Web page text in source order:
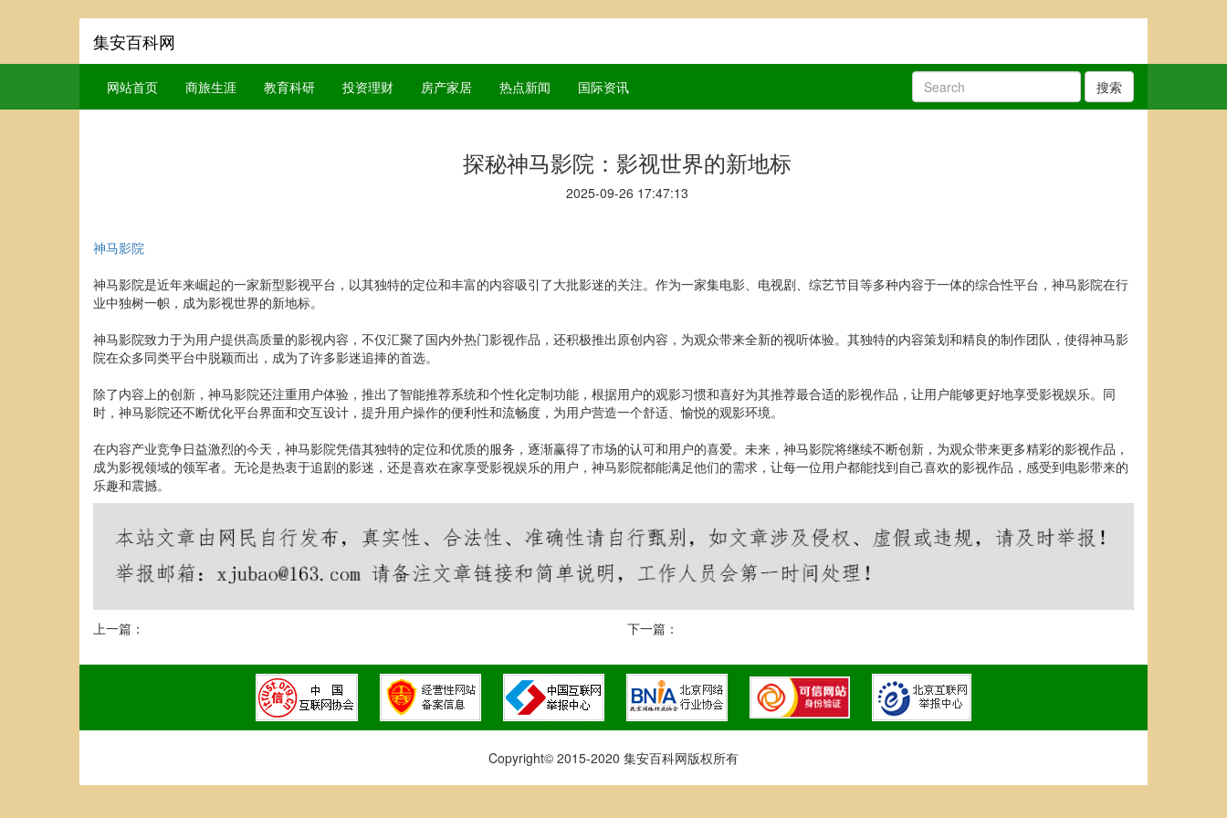
集安百科网
网站首页 商旅生涯 教育科研 投资理财 房产家居 热点新闻 国际资讯 搜索
探秘神马影院：影视世界的新地标
2025-09-26 17:47:13
神马影院
神马影院是近年来崛起的一家新型影视平台，以其独特的定位和丰富的内容吸引了大批影迷的关注。作为一家集电影、电视剧、综艺节目等多种内容于一体的综合性平台，神马影院在行
业中独树一帜，成为影视世界的新地标。
神马影院致力于为用户提供高质量的影视内容，不仅汇聚了国内外热门影视作品，还积极推出原创内容，为观众带来全新的视听体验。其独特的内容策划和精良的制作团队，使得神马影
院在众多同类平台中脱颖而出，成为了许多影迷追捧的首选。
除了内容上的创新，神马影院还注重用户体验，推出了智能推荐系统和个性化定制功能，根据用户的观影习惯和喜好为其推荐最合适的影视作品，让用户能够更好地享受影视娱乐。同
时，神马影院还不断优化平台界面和交互设计，提升用户操作的便利性和流畅度，为用户营造一个舒适、愉悦的观影环境。
在内容产业竞争日益激烈的今天，神马影院凭借其独特的定位和优质的服务，逐渐赢得了市场的认可和用户的喜爱。未来，神马影院将继续不断创新，为观众带来更多精彩的影视作品，
成为影视领域的领军者。无论是热衷于追剧的影迷，还是喜欢在家享受影视娱乐的用户，神马影院都能满足他们的需求，让每一位用户都能找到自己喜欢的影视作品，感受到电影带来的
乐趣和震撼。
上一篇： 下一篇：
Copyright© 2015-2020 集安百科网版权所有